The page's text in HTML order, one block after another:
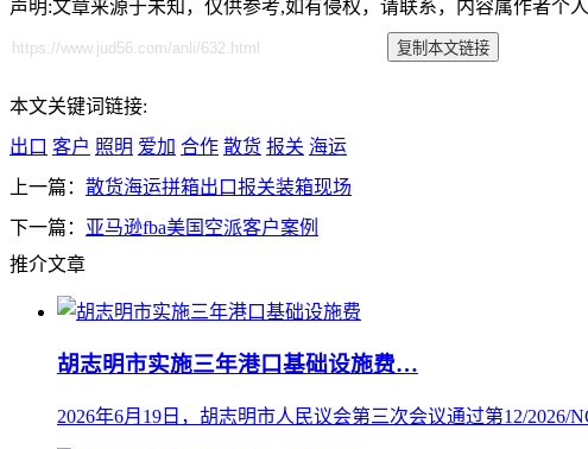
声明:文章来源于未知，仅供参考,如有侵权，请联系，内容属作者个
本文关键词链接:
出口 客户 照明 爱加 合作 散货 报关 海运
上一篇： 散货海运拼箱出口报关装箱现场
下一篇： 亚马逊fba美国空派客户案例
推介文章
胡志明市实施三年港口基础设施费…
2026年6月19日，胡志明市人民议会第三次会议通过第12/